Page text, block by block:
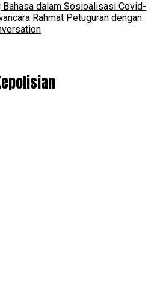
Bahasa dalam Sosioalisasi Covid-
Rahmat Petuguran dengan